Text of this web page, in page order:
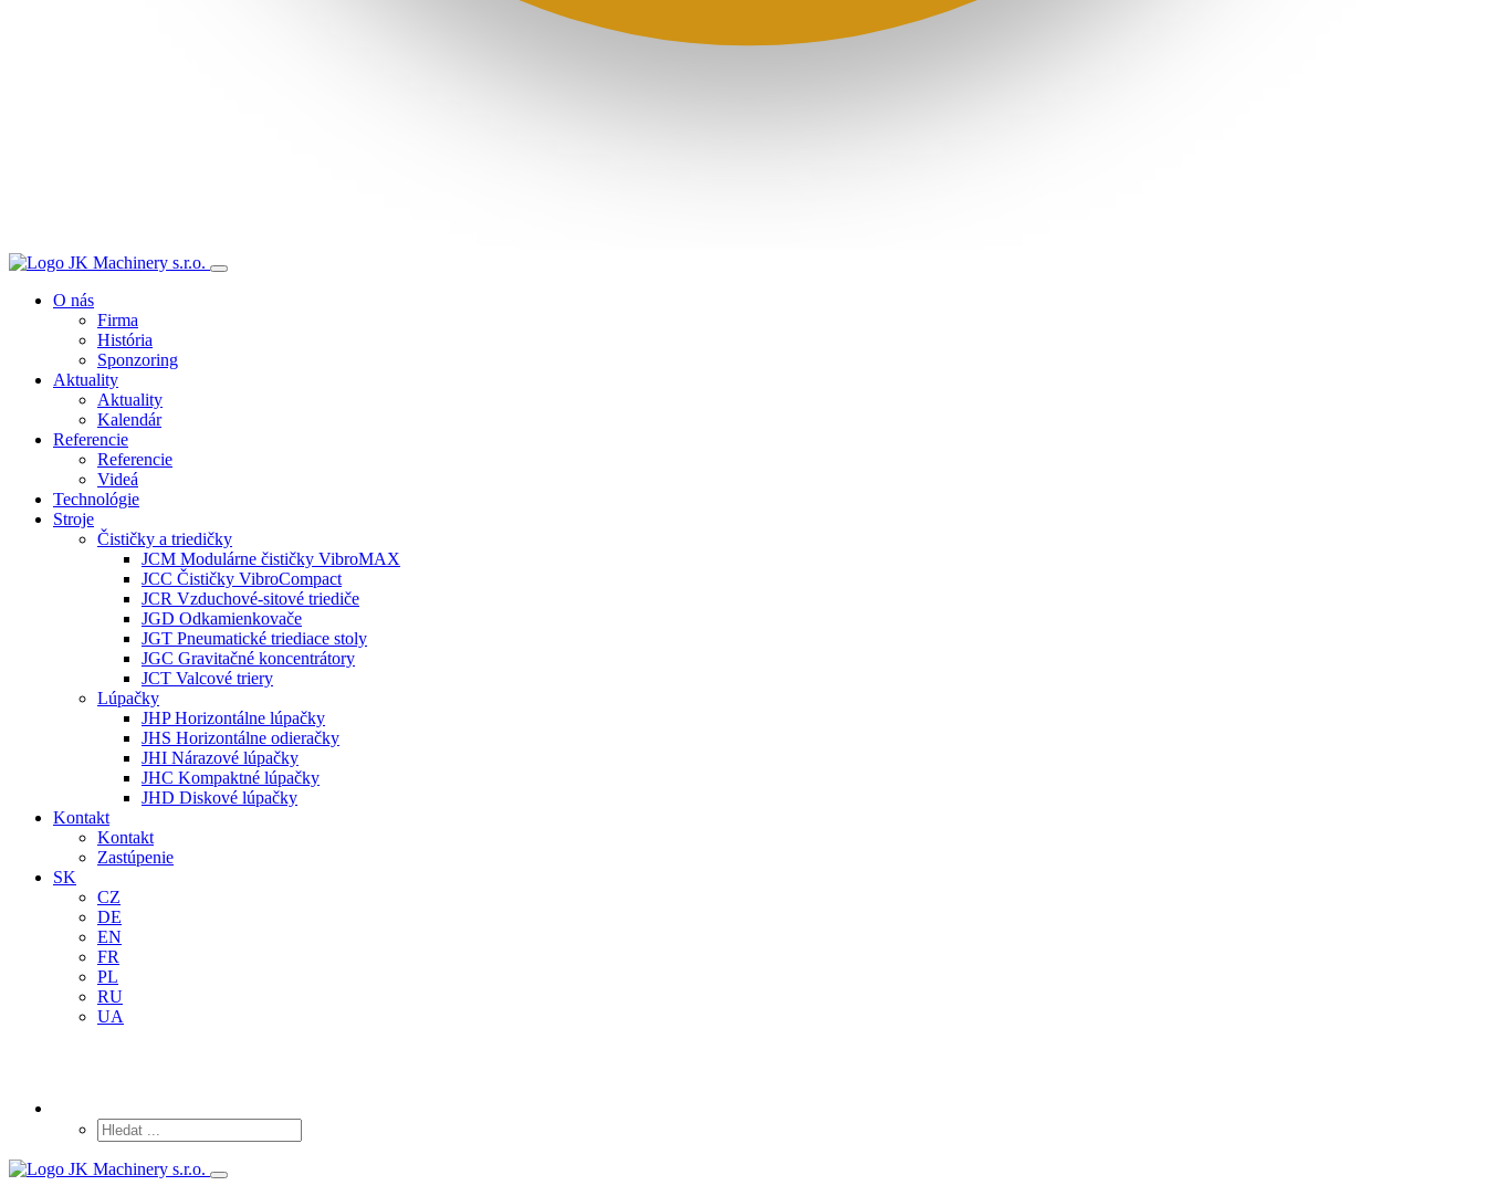
O nás
Firma
História
Sponzoring
Aktuality
Aktuality
Kalendár
Referencie
Referencie
Videá
Technológie
Stroje
Čističky a triedičky
JCM Modulárne čističky VibroMAX
JCC Čističky VibroCompact
JCR Vzduchové-sitové triediče
JGD Odkamienkovače
JGT Pneumatické triediace stoly
JGC Gravitačné koncentrátory
JCT Valcové triery
Lúpačky
JHP Horizontálne lúpačky
JHS Horizontálne odieračky
JHI Nárazové lúpačky
JHC Kompaktné lúpačky
JHD Diskové lúpačky
Kontakt
Kontakt
Zastúpenie
SK
CZ
DE
EN
FR
PL
RU
UA